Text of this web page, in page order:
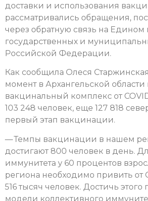
доставки и использования
рассматривались обращения,
через обратную связь на Едином
государственных и
Российской Федерации.
Как сообщила Олеся
момент в Архангельской
вакцинальный комплекс от
103 248 человек, еще 127 818
первый этап вакцинации.
— Темпы вакцинации в нашем
достигают 800 человек в день.
иммунитета у 60 процентов
региона необходимо привить от
516 тысяч человек. Достичь этого
модели коллективного